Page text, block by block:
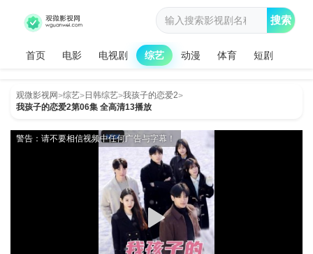
首页 电影 电视剧 综艺 动漫 体育 短剧
搜索
观微影视网>综艺>日韩综艺>我孩子的恋爱2>
我孩子的恋爱2第06集 全高清13播放
警告：请不要相信视频中任何广告与字幕！